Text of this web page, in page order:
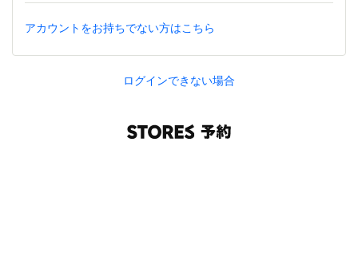
アカウントをお持ちでない方はこちら
ログインできない場合